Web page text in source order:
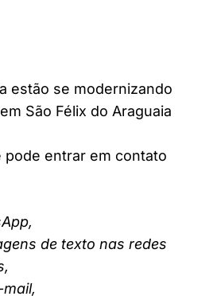
estão se modernizando
São Félix do Araguaia
pode entrar em contato
de texto nas redes